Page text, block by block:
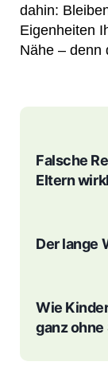
dahin:
Eigenheiten
Nähe – denn
Falsche
Eltern
Der lange
Wie
ganz